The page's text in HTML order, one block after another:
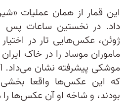
این قمار از همان عملیات
ژوئن، عکس‌هایی تار در
ماموران موساد را در خاک
موشکی پیشرفته نشان
که این عکس‌ها واقعا
بودند، و شاخه او آن عکس‌ها را